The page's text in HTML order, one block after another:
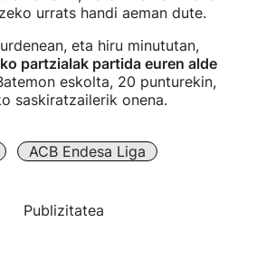
urrats handi aeman dute.
eta hiru minututan,
partzialak partida euren alde
eskolta, 20 punturekin,
saskiratzailerik onena.
ACB Endesa Liga
Publizitatea